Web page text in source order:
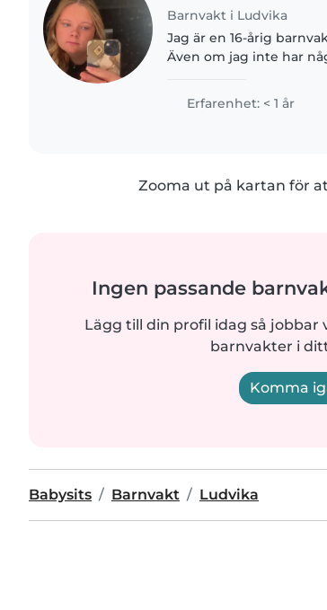
Barnvakt i Ludvika
Jag är en 16-årig
Även om jag inte har
Jag talar både engelska..
Erfarenhet: < 1 år
Zooma ut på kartan för
Ingen passande
Lägg till din profil idag så
barnvakter i
Komma
Babysits Barnvakt Ludvika